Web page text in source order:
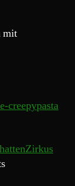
mit
creepypasta